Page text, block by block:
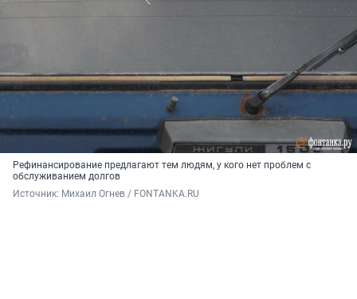
Рефинансирование предлагают тем людям, у кого нет проблем с
обслуживанием долгов
Источник: Михаил Огнев / FONTANKA.RU